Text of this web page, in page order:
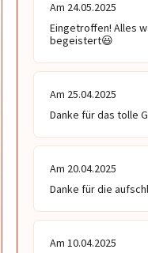
Am 24.05.2025
Eingetroffen! Alles
begeistert😃
Am 25.04.2025
Danke für das tolle
Am 20.04.2025
Danke für die
Am 10.04.2025